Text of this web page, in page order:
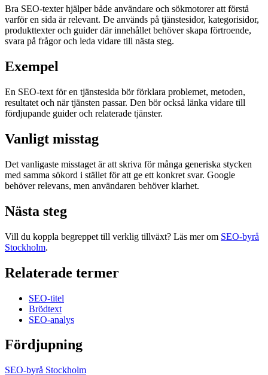
Bra SEO-texter hjälper både användare och sökmotorer att förstå
varför en sida är relevant. De används på tjänstesidor, kategorisidor,
produkttexter och guider där innehållet behöver skapa förtroende,
svara på frågor och leda vidare till nästa steg.
Exempel
En SEO-text för en tjänstesida bör förklara problemet, metoden,
resultatet och när tjänsten passar. Den bör också länka vidare till
fördjupande guider och relaterade tjänster.
Vanligt misstag
Det vanligaste misstaget är att skriva för många generiska stycken
med samma sökord i stället för att ge ett konkret svar. Google
behöver relevans, men användaren behöver klarhet.
Nästa steg
Vill du koppla begreppet till verklig tillväxt? Läs mer om SEO-byrå
Stockholm.
Relaterade termer
SEO-titel
Brödtext
SEO-analys
Fördjupning
SEO-byrå Stockholm